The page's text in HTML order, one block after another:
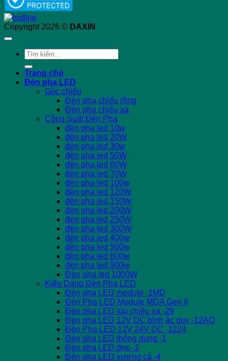
Copyright 2026 © DAXIN
Tìm
kiếm:
Trang chủ
Đèn pha LED
Góc chiếu
Đèn pha chiếu rộng
Đèn pha chiếu xa
Công Suất Đèn Pha
đèn pha led 10w
đèn pha led 20W
đèn pha led 30w
đèn pha led 50W
đèn pha led 60W
đèn pha led 70W
đèn pha led 100w
đèn pha led 120W
đèn pha led 150W
đèn pha led 200W
đèn pha led 250W
đèn pha led 300W
đèn pha led 400w
đèn pha led 500w
đèn pha led 600w
đèn pha led 800w
Đèn pha led 1000W
Kiểu Dáng Đèn Pha LED
Đèn pha LED module -1MD
Đèn Pha LED Module MDA Gen II
Đèn pha LED lúp chiếu xa -29
Đèn pha LED 12V DC bình ắc quy -12AQ
Đèn Pha LED 12V 24V DC -1224
Đèn pha LED thông dụng -1
Đèn pha LED dẹp -2
Đèn pha LED xương cá -4